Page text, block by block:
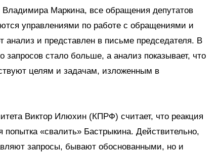
Маркина, все обращения депутатов
управлениями по работе с обращениями и
анализ и представлен в письме председателя. В
запросов стало больше, а анализ показывает, что
целям и задачам, изложенным в
Виктор Илюхин (КПРФ) считает, что реакция
«свалить» Бастрыкина. Действительно,
запросы, бывают обоснованными, но и